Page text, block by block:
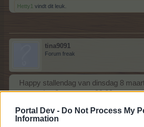
Portal Dev - Do Not Process My
Information
Hetty1 vindt dit leuk.
tina9091
Forum freak
Happy stallendag van dinsdag 8
woensdag 9 maart om 22:00 uur
7 Maart 2022